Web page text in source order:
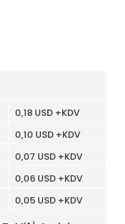
0,18 USD +KDV
0,10 USD +KDV
0,07 USD +KDV
0,06 USD +KDV
0,05 USD +KDV